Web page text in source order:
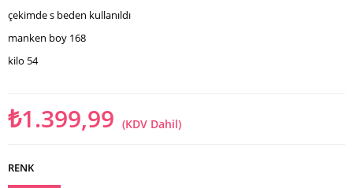
çekimde s beden kullanıldı
manken boy 168
kilo 54
₺1.399,99 (KDV Dahil)
RENK